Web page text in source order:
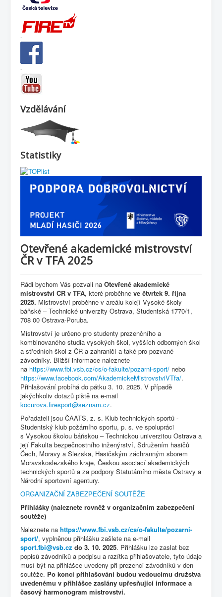
-
-
Vzdělávání
Statistiky
Otevřené akademické mistrovství
ČR v TFA 2025
Rádi bychom Vás pozvali na Otevřené akademické
mistrovství ČR v TFA, které proběhne ve čtvrtek 9. října
2025. Mistrovství proběhne v areálu kolejí Vysoké školy
báňské – Technické univerzity Ostrava, Studentská 1770/1,
708 00 Ostrava-Poruba.
Mistrovství je určeno pro studenty prezenčního a
kombinovaného studia vysokých škol, vyšších odborných škol
a středních škol z ČR a zahraničí a také pro pozvané
závodníky. Bližší informace naleznete
na https://www.fbi.vsb.cz/cs/o-fakulte/pozarni-sport/ nebo
https://www.facebook.com/AkademickeMistrovstviVTfa/.
Přihlašování probíhá do pátku 3. 10. 2025. V případě
jakýchkoliv dotazů piště na e-mail
kocurova.firesport@seznam.cz.
Pořadateli jsou ČAATS, z. s. Klub technických sportů -
Studentský klub požárního sportu, p. s. ve spolupráci
s Vysokou školou báňskou – Technickou univerzitou Ostrava a
její Fakulta bezpečnostního inženýrství, Sdružením hasičů
Čech, Moravy a Slezska, Hasičským záchranným sborem
Moravskoslezského kraje, Českou asociací akademických
technických sportů a za podpory Statutárního města Ostravy a
Národní sportovní agentury.
ORGANIZAČNÍ ZABEZPEČENÍ SOUTĚŽE
Přihlášky (naleznete rovněž v organizačním zabezpečení
soutěže)
Naleznete na https://www.fbi.vsb.cz/cs/o-fakulte/pozarni-
sport/, vyplněnou přihlášku zašlete na e-mail
sport.fbi@vsb.cz do 3. 10. 2025. Přihlášku lze zaslat bez
popisů závodníků a podpisu a razítka přihlašovatele, tyto údaje
musí být na přihlášce uvedeny při prezenci závodníků v den
soutěže. Po konci přihlašování budou vedoucímu družstva
uvedenému v přihlášce zaslány upřesňující informace a
časový harmonogram mistrovství.